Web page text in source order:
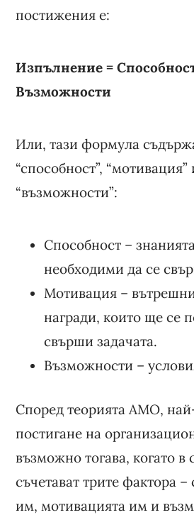
постижения е:
Изпълнение =
Възможности
Или, тази формула
“способност”, “мотивация”
“възможности”:
Способност –
необходими да се
Мотивация –
награди, които ще се
свърши задачата.
Възможности –
Според теорията AMO,
постигане на
възможно тогава, когато в
съчетават трите фактора –
им, мотивацията им и